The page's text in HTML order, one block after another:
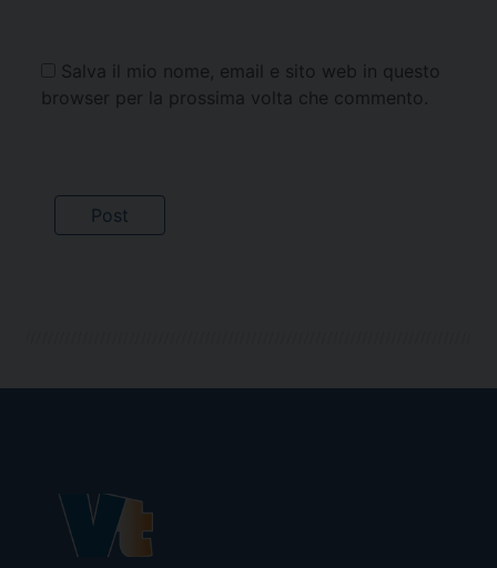
Salva il mio nome, email e sito web in questo
browser per la prossima volta che commento.